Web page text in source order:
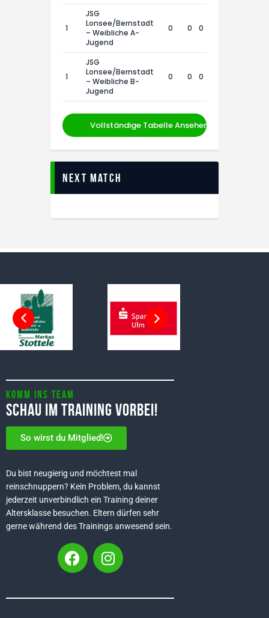
1
JSG
Lonsee/Bernstadt
– Weibliche A-
Jugend
0 0 0
1
JSG
Lonsee/Bernstadt
– Weibliche B-
Jugend
0 0 0
Vollständige Tabelle Ansehen
Next Match
Komm ins Team
Schau im Training vorbei!
So wirst du Mitglied!
Du bist neugierig und möchtest mal
reinschnuppern? Kein Problem, du kannst
jederzeit unverbindlich ein Training deiner
Altersklasse besuchen. Eltern dürfen sehr
gerne während des Trainings anwesend sein.